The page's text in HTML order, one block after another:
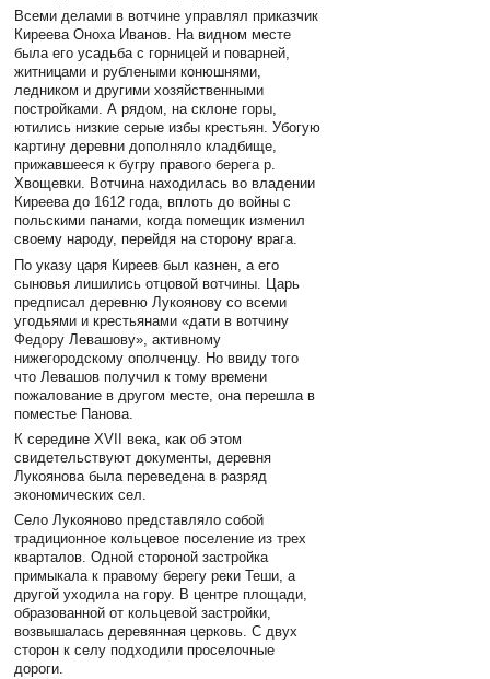
Всеми делами в вотчине управлял приказчик
Киреева Оноха Иванов. На видном месте
была его усадьба с горницей и поварней,
житницами и рублеными конюшнями,
ледником и другими хозяйственными
постройками. А рядом, на склоне горы,
ютились низкие серые избы крестьян. Убогую
картину деревни дополняло кладбище,
прижавшееся к бугру правого берега р.
Хвощевки. Вотчина находилась во владении
Киреева до 1612 года, вплоть до войны с
польскими панами, когда помещик изменил
своему народу, перейдя на сторону врага.
По указу царя Киреев был казнен, а его
сыновья лишились отцовой вотчины. Царь
предписал деревню Лукоянову со всеми
угодьями и крестьянами «дати в вотчину
Федору Левашову», активному
нижегородскому ополченцу. Но ввиду того
что Левашов получил к тому времени
пожалование в другом месте, она перешла в
поместье Панова.
К середине XVII века, как об этом
свидетельствуют документы, деревня
Лукоянова была переведена в разряд
экономических сел.
Село Лукояново представляло собой
традиционное кольцевое поселение из трех
кварталов. Одной стороной застройка
примыкала к правому берегу реки Теши, а
другой уходила на гору. В центре площади,
образованной от кольцевой застройки,
возвышалась деревянная церковь. С двух
сторон к селу подходили проселочные
дороги.